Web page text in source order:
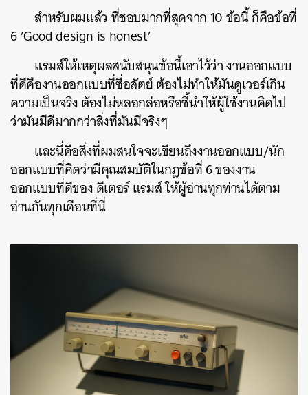
สำหรับผมแล้ว ที่ชอบมากที่สุดจาก 10 ข้อนี้ ก็คือข้อที่
6 ‘Good design is honest’
แรมส์ให้เหตุผลสนับสนุนข้อนี้เอาไว้ว่า งานออกแบบ
ที่ดีคืองานออกแบบที่ซื่อสัตย์ ต้องไม่ทำให้มันดูเวอร์เกิน
ความเป็นจริง ต้องไม่หลอกล่อหรือชี้นำให้ผู้ใช้งานคิดไป
ว่ามันมีดีมากกว่าสิ่งที่มันมีจริงๆ
และนี่คือสิ่งที่ผมสนใจจะเขียนถึงงานออกแบบ/นัก
ออกแบบที่คิดว่ามีคุณสมบัติในกฎข้อที่ 6 ของงาน
ออกแบบที่ดีของ ดีเตอร์ แรมส์ ให้ผู้อ่านทุกท่านได้ตาม
อ่านกันทุกเดือนที่นี่